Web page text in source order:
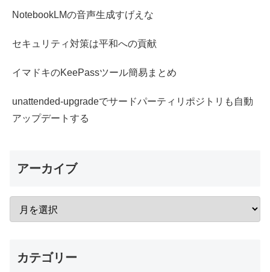
NotebookLMの音声生成すげえな
セキュリティ対策は平和への貢献
イマドキのKeePassツール簡易まとめ
unattended-upgradeでサードパーティリポジトリも自動
アップデートする
アーカイブ
カテゴリー